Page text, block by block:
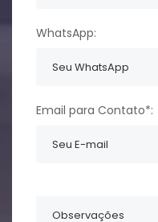
WhatsApp:
Email para Contato*: